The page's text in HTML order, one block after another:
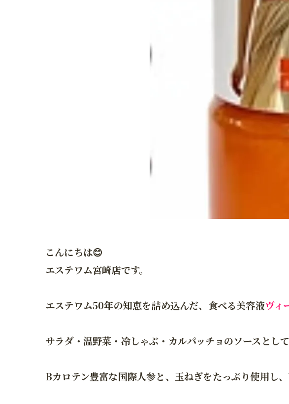
こんにちは😊
エステワム宮崎店です。
エステワム50年の知恵を詰め込んだ、食べる美容液ヴィ
サラダ・温野菜・冷しゃぶ・カルパッチョのソースとし
Bカロテン豊富な国際人参と、玉ねぎをたっぷり使用し